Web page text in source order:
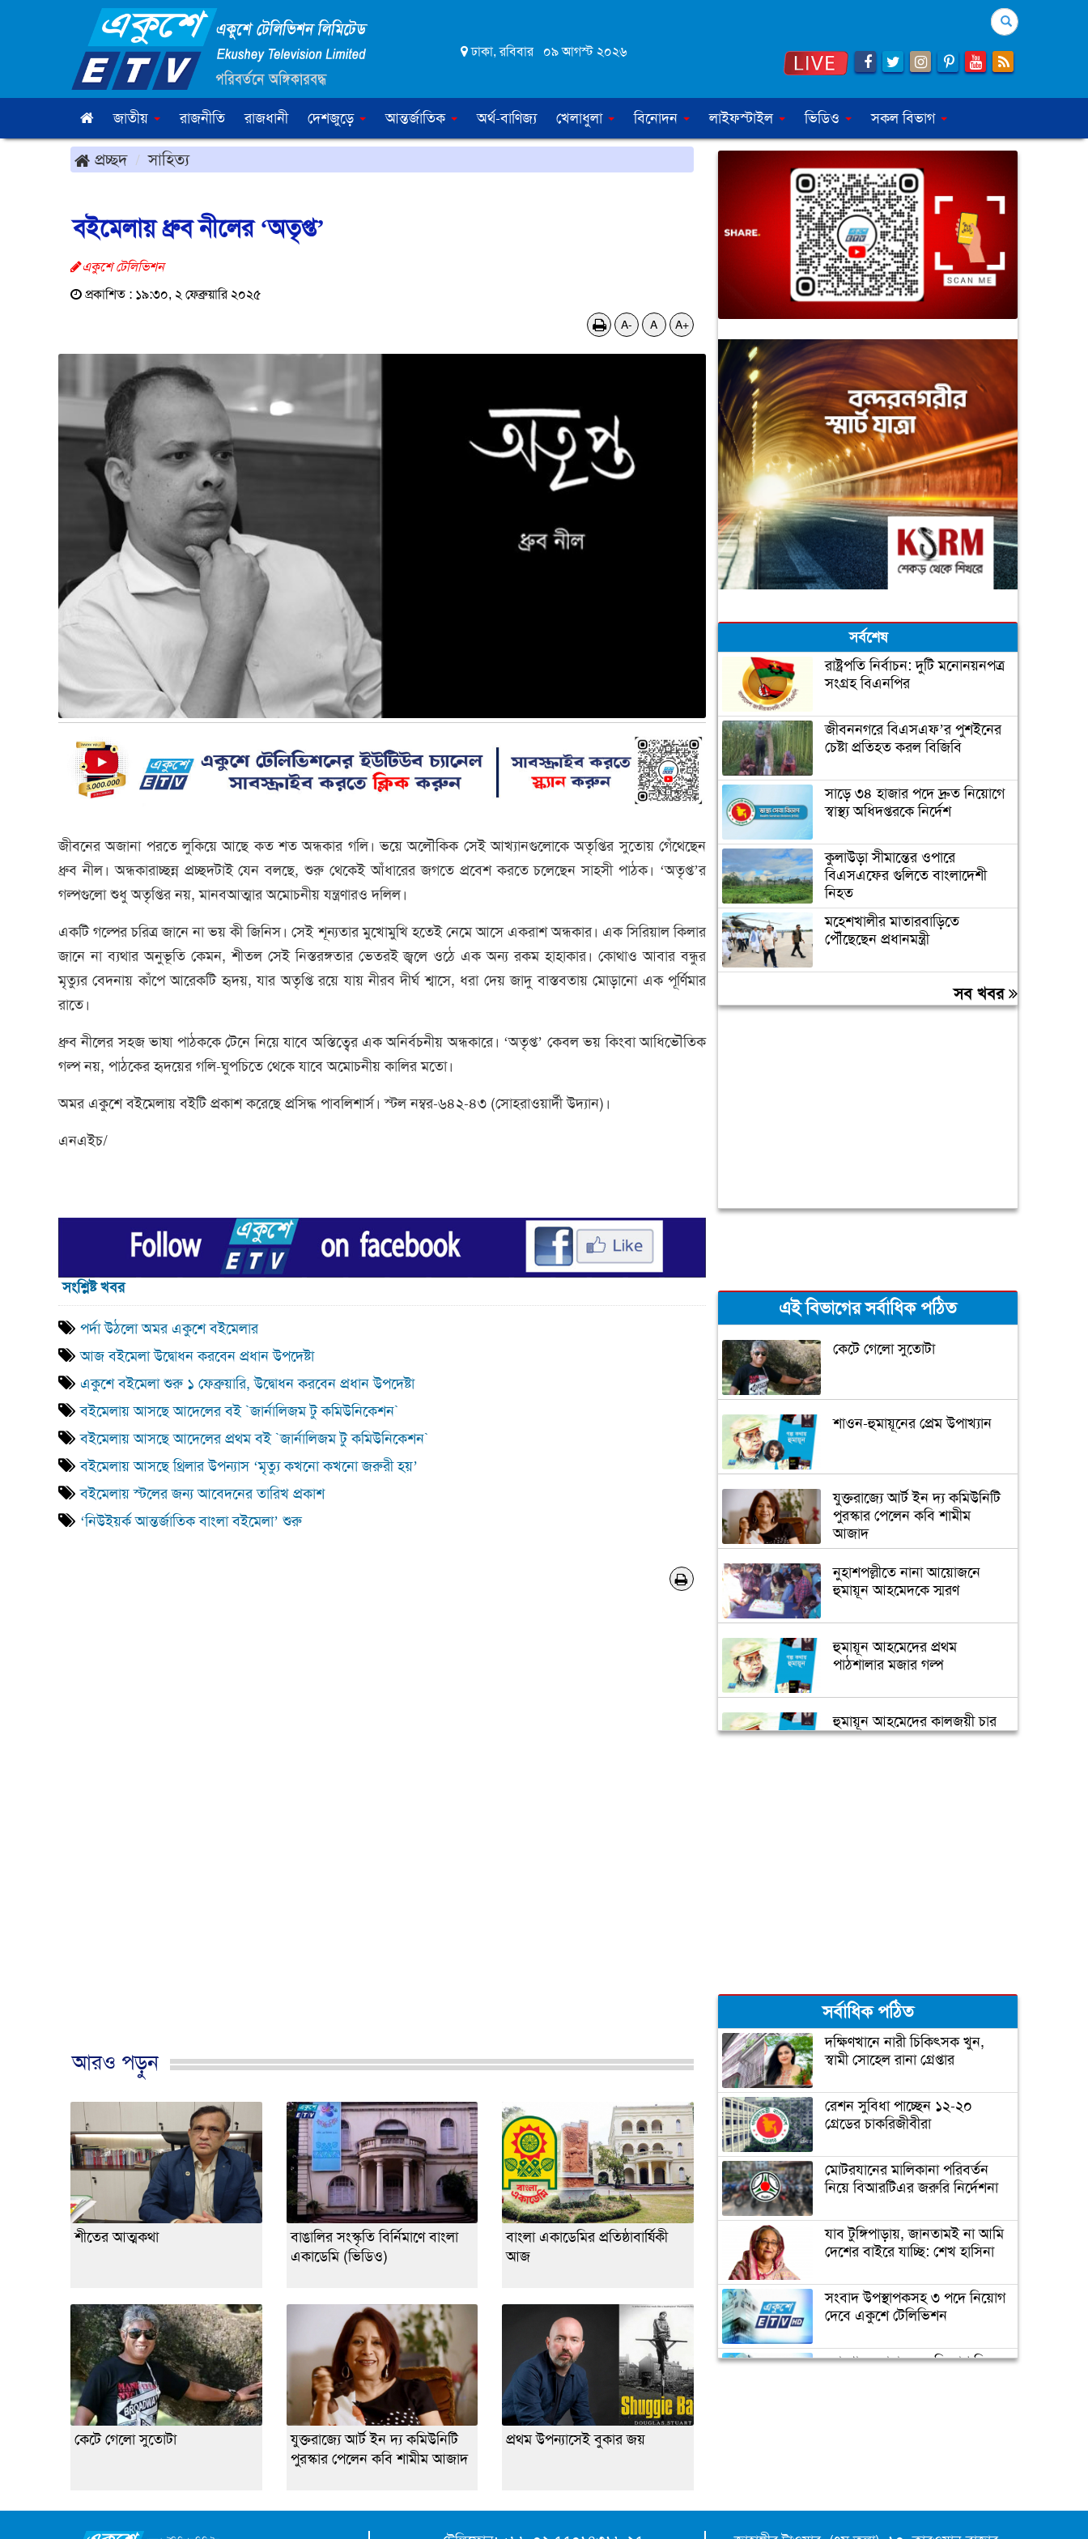
ঢাকা, রবিবার ০৯ আগস্ট ২০২৬
Search
জাতীয় রাজনীতি রাজধানী দেশজুড়ে আন্তর্জাতিক অর্থ-বাণিজ্য খেলাধুলা বিনোদন লাইফস্টাইল ভিডিও সকল বিভাগ
প্রচ্ছদ সাহিত্য
বইমেলায় ধ্রুব নীলের ‘অতৃপ্ত’
একুশে টেলিভিশন
প্রকাশিত : ১৯:৩০, ২ ফেব্রুয়ারি ২০২৫
A- A A+
জীবনের অজানা পরতে লুকিয়ে আছে কত শত অন্ধকার গলি। ভয়ে অলৌকিক সেই আখ্যানগুলোকে অতৃপ্তির সুতোয় গেঁথেছেন
ধ্রুব নীল। অন্ধকারাচ্ছন্ন প্রচ্ছদটাই যেন বলছে, শুরু থেকেই আঁধারের জগতে প্রবেশ করতে চলেছেন সাহসী পাঠক। ‘অতৃপ্ত’র
গল্পগুলো শুধু অতৃপ্তির নয়, মানবআত্মার অমোচনীয় যন্ত্রণারও দলিল।
একটি গল্পের চরিত্র জানে না ভয় কী জিনিস। সেই শূন্যতার মুখোমুখি হতেই নেমে আসে একরাশ অন্ধকার। এক সিরিয়াল কিলার
জানে না ব্যথার অনুভূতি কেমন, শীতল সেই নিস্তরঙ্গতার ভেতরই জ্বলে ওঠে এক অন্য রকম হাহাকার। কোথাও আবার বন্ধুর
মৃত্যুর বেদনায় কাঁপে আরেকটি হৃদয়, যার অতৃপ্তি রয়ে যায় নীরব দীর্ঘ শ্বাসে, ধরা দেয় জাদু বাস্তবতায় মোড়ানো এক পূর্ণিমার
রাতে।
ধ্রুব নীলের সহজ ভাষা পাঠককে টেনে নিয়ে যাবে অস্তিত্বের এক অনির্বচনীয় অন্ধকারে। ‘অতৃপ্ত’ কেবল ভয় কিংবা আধিভৌতিক
গল্প নয়, পাঠকের হৃদয়ের গলি-ঘুপচিতে থেকে যাবে অমোচনীয় কালির মতো।
অমর একুশে বইমেলায় বইটি প্রকাশ করেছে প্রসিদ্ধ পাবলিশার্স। স্টল নম্বর-৬৪২-৪৩ (সোহরাওয়ার্দী উদ্যান)।
এনএইচ/
সংশ্লিষ্ট খবর
পর্দা উঠলো অমর একুশে বইমেলার
আজ বইমেলা উদ্বোধন করবেন প্রধান উপদেষ্টা
একুশে বইমেলা শুরু ১ ফেব্রুয়ারি, উদ্বোধন করবেন প্রধান উপদেষ্টা
বইমেলায় আসছে আদেলের বই `জার্নালিজম টু কমিউনিকেশন`
বইমেলায় আসছে আদেলের প্রথম বই `জার্নালিজম টু কমিউনিকেশন`
বইমেলায় আসছে থ্রিলার উপন্যাস ‘মৃত্যু কখনো কখনো জরুরী হয়’
বইমেলায় স্টলের জন্য আবেদনের তারিখ প্রকাশ
‘নিউইয়র্ক আন্তর্জাতিক বাংলা বইমেলা’ শুরু
আরও পড়ুন
শীতের আত্মকথা
বাঙালির সংস্কৃতি বির্নিমাণে বাংলা
একাডেমি (ভিডিও)
বাংলা একাডেমির প্রতিষ্ঠাবার্ষিকী
আজ
কেটে গেলো সুতোটা
যুক্তরাজ্যে আর্ট ইন দ্য কমিউনিটি
পুরস্কার পেলেন কবি শামীম আজাদ
প্রথম উপন্যাসেই বুকার জয়
সর্বশেষ
রাষ্ট্রপতি নির্বাচন: দুটি মনোনয়নপত্র
সংগ্রহ বিএনপির
জীবননগরে বিএসএফ’র পুশইনের
চেষ্টা প্রতিহত করল বিজিবি
সাড়ে ৩৪ হাজার পদে দ্রুত নিয়োগে
স্বাস্থ্য অধিদপ্তরকে নির্দেশ
কুলাউড়া সীমান্তের ওপারে
বিএসএফের গুলিতে বাংলাদেশী
নিহত
মহেশখালীর মাতারবাড়িতে
পৌঁছেছেন প্রধানমন্ত্রী
৮ আগস্টকে ‘সাংবিধানিক
প্রতিবিপ্লব দিবস’ ঘোষণা করে ৬
সব খবর
এই বিভাগের সর্বাধিক পঠিত
কেটে গেলো সুতোটা
শাওন-হুমায়ূনের প্রেম উপাখ্যান
যুক্তরাজ্যে আর্ট ইন দ্য কমিউনিটি
পুরস্কার পেলেন কবি শামীম
আজাদ
নুহাশপল্লীতে নানা আয়োজনে
হুমায়ূন আহমেদকে স্মরণ
হুমায়ূন আহমেদের প্রথম
পাঠশালার মজার গল্প
হুমায়ূন আহমেদের কালজয়ী চার
চরিত্র
বাঙালির সংস্কৃতি বির্নিমাণে বাংলা
একাডেমি (ভিডিও)
সর্বাধিক পঠিত
দক্ষিণখানে নারী চিকিৎসক খুন,
স্বামী সোহেল রানা গ্রেপ্তার
রেশন সুবিধা পাচ্ছেন ১২-২০
গ্রেডের চাকরিজীবীরা
মোটরযানের মালিকানা পরিবর্তন
নিয়ে বিআরটিএর জরুরি নির্দেশনা
যাব টুঙ্গিপাড়ায়, জানতামই না আমি
দেশের বাইরে যাচ্ছি: শেখ হাসিনা
সংবাদ উপস্থাপকসহ ৩ পদে নিয়োগ
দেবে একুশে টেলিভিশন
ক্যাম্পাস অ্যাম্বাসেডর নিয়োগ দিচ্ছে
কর্মকর্তা